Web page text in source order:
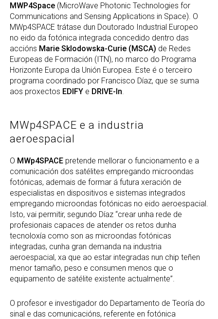
MWP4Space (MicroWave Photonic Technologies for
Communications and Sensing Applications in Space). O
MWp4SPACE trátase dun Doutorado Industrial Europeo
no eido da fotónica integrada concedido dentro das
accións Marie Sklodowska-Curie (MSCA) de Redes
Europeas de Formación (ITN), no marco do Programa
Horizonte Europa da Unión Europea. Este é o terceiro
programa coordinado por Francisco Díaz, que se suma
aos proxectos EDIFY e DRIVE-In
MWp4SPACE e a industria
aeroespacial
O MWp4SPACE pretende mellorar o funcionamento e a
comunicación dos satélites empregando microondas
fotónicas, ademais de formar á futura xeración de
especialistas en dispositivos e sistemas integrados
empregando microondas fotónicas no eido aeroespacial.
Isto, vai permitir, segundo Díaz “crear unha rede de
profesionais capaces de atender os retos dunha
tecnoloxía como son as microondas fotónicas
integradas, cunha gran demanda na industria
aeroespacial, xa que ao estar integradas nun chip teñen
menor tamaño, peso e consumen menos que o
equipamento de satélite existente actualmente”.
O profesor e investigador do Departamento de Teoría do
sinal e das comunicacións, referente en fotónica